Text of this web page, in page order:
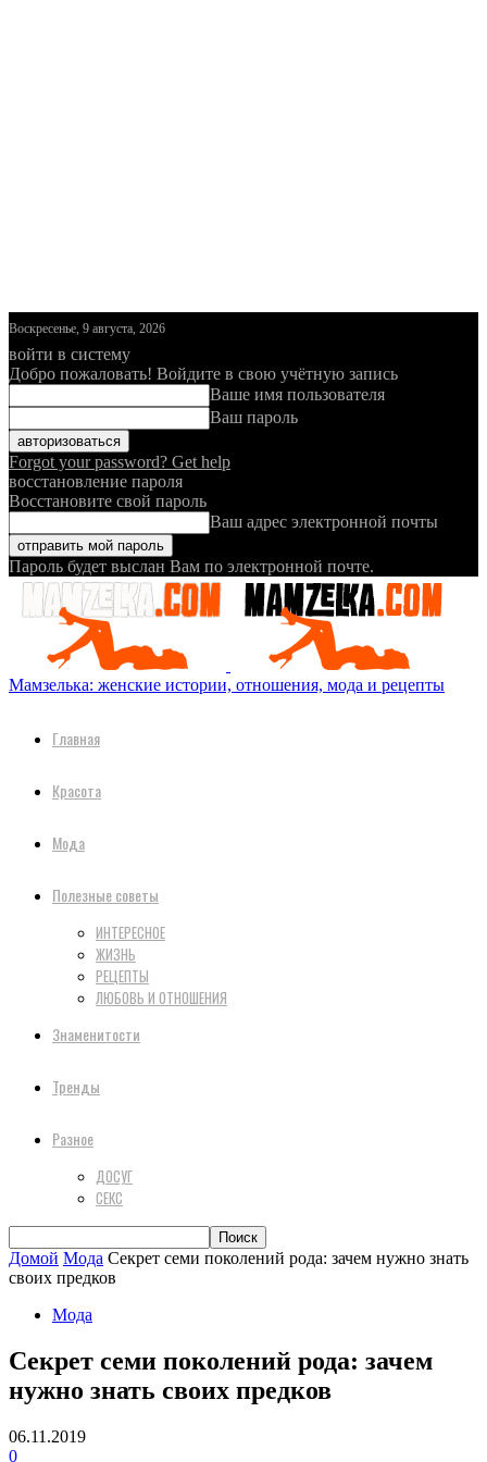
Воскресенье, 9 августа, 2026
войти в систему
Добро пожаловать! Войдите в свою учётную запись
Ваше имя пользователя
Ваш пароль
Forgot your password? Get help
восстановление пароля
Восстановите свой пароль
Ваш адрес электронной почты
Пароль будет выслан Вам по электронной почте.
Мамзелька: женские истории, отношения, мода и рецепты
Главная
Красота
Мода
Полезные советы
ИНТЕРЕСНОЕ
ЖИЗНЬ
РЕЦЕПТЫ
ЛЮБОВЬ И ОТНОШЕНИЯ
Знаменитости
Тренды
Разное
ДОСУГ
СЕКС
Домой Мода Секрет семи поколений рода: зачем нужно знать
своих предков
Мода
Секрет семи поколений рода: зачем
нужно знать своих предков
06.11.2019
0